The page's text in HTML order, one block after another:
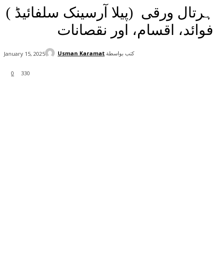
ہرتال ورقی (پیلا آرسینک سلفائیڈ )
فوائد، اقسام، اور نقصانات
0 330
January 15, 2025 كتب بواسطة Usman Karamat